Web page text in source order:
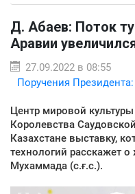
Д. Абаев: Поток
Аравии
27.09.2022 в 08:55
Поручения
Центр мировой
Королевства
Казахстане выставку,
технологий расскажет
Мухаммада (с.ғ.с.).